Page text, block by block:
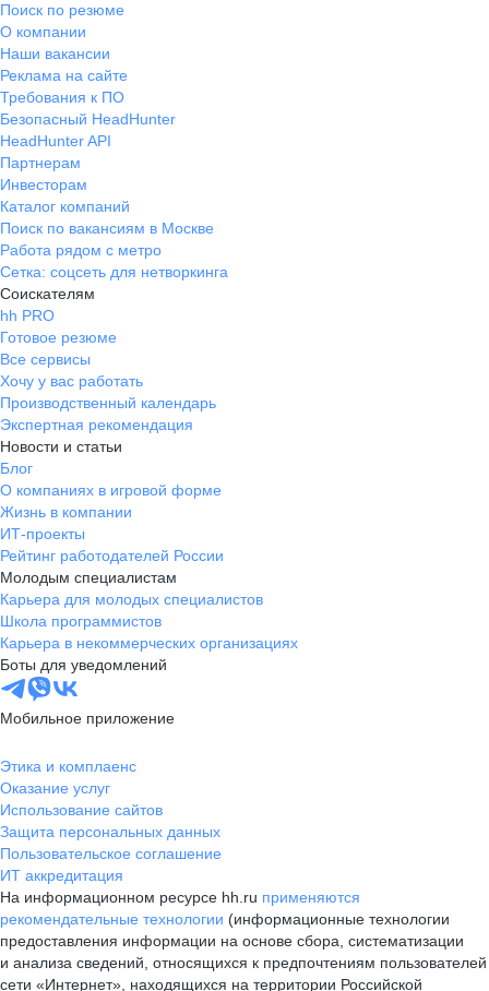
Поиск по резюме
О компании
Наши вакансии
Реклама на сайте
Требования к ПО
Безопасный HeadHunter
HeadHunter API
Партнерам
Инвесторам
Каталог компаний
Поиск по вакансиям в Москве
Работа рядом с метро
Сетка: соцсеть для нетворкинга
Соискателям
hh PRO
Готовое резюме
Все сервисы
Хочу у вас работать
Производственный календарь
Экспертная рекомендация
Новости и статьи
Блог
О компаниях в игровой форме
Жизнь в компании
ИТ-проекты
Рейтинг работодателей России
Молодым специалистам
Карьера для молодых специалистов
Школа программистов
Карьера в некоммерческих организациях
Боты для уведомлений
Мобильное приложение
Этика и комплаенс
Оказание услуг
Использование сайтов
Защита персональных данных
Пользовательское соглашение
ИТ аккредитация
На информационном ресурсе hh.ru применяются
рекомендательные технологии (информационные технологии
предоставления информации на основе сбора, систематизации
и анализа сведений, относящихся к предпочтениям пользователей
сети «Интернет», находящихся на территории Российской